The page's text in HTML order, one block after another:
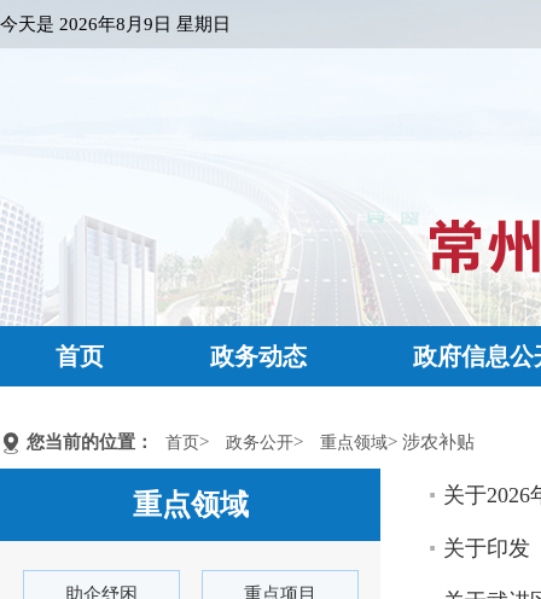
今天是 2026年8月9日 星期日
首页 政务动态 政府信息公
您当前的位置： 首页> 政务公开> 重点领域> 涉农补贴
重点领域
助企纾困 重点项目
关于
关于印发